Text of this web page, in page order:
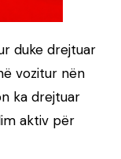
duke drejtuar
vozitur nën
ka drejtuar
aktiv për